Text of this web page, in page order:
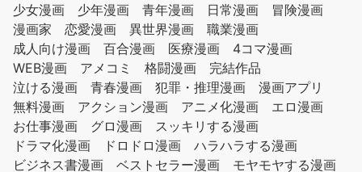
少女漫画
少年漫画 青年漫画 日常漫画
冒険漫画
漫画家
恋愛漫画 異世界漫画
職業漫画
成人向け漫画
百合漫画 医療漫画
4コマ漫画
WEB漫画
アメコミ 格闘漫画
完結作品
泣ける漫画
青春漫画 犯罪・推理漫画
漫画アプリ
無料漫画
アクション漫画 アニメ化漫画
エロ漫画
お仕事漫画
グロ漫画
スッキリする漫画
ドラマ化漫画
ドロドロ漫画
ハラハラする漫画
ビジネス書漫画
ベストセラー漫画
モヤモヤする漫画